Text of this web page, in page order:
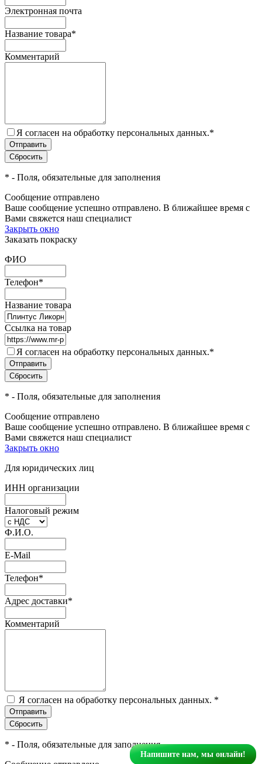
Электронная почта
Название товара*
Комментарий
Я согласен на обработку персональных данных.*
* - Поля, обязательные для заполнения
Сообщение отправлено
Ваше сообщение успешно отправлено. В ближайшее время с
Вами свяжется наш специалист
Закрыть окно
Заказать покраску
ФИО
Телефон*
Название товара
Ссылка на товар
Я согласен на обработку персональных данных.*
* - Поля, обязательные для заполнения
Сообщение отправлено
Ваше сообщение успешно отправлено. В ближайшее время с
Вами свяжется наш специалист
Закрыть окно
Для юридических лиц
ИНН организации
Налоговый режим
Ф.И.О.
E-Mail
Телефон*
Адрес доставки*
Комментарий
Я согласен на обработку персональных данных. *
* - Поля, обязательные для заполнения
Напишите нам, мы онлайн!